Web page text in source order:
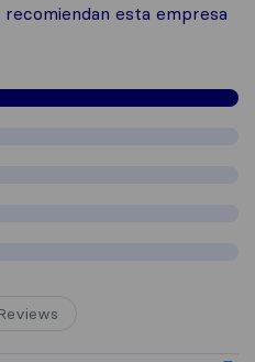
esta empresa